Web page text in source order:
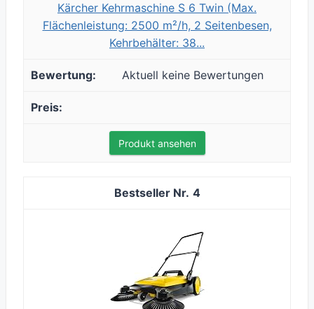
Kärcher Kehrmaschine S 6 Twin (Max.
Flächenleistung: 2500 m²/h, 2 Seitenbesen,
Kehrbehälter: 38...
Aktuell keine Bewertungen
Produkt ansehen
4